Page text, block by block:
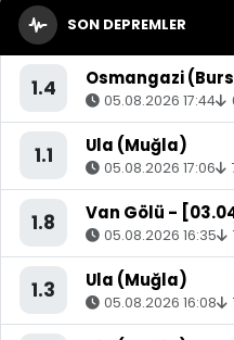
SON DEPREMLER
1.4 Osmangazi
05.08.2026 17:44
1.1 Ula (Muğla)
05.08.2026 17:06
1.8 Van Gölü -
05.08.2026 16:35
1.3 Ula (Muğla)
05.08.2026 16:08